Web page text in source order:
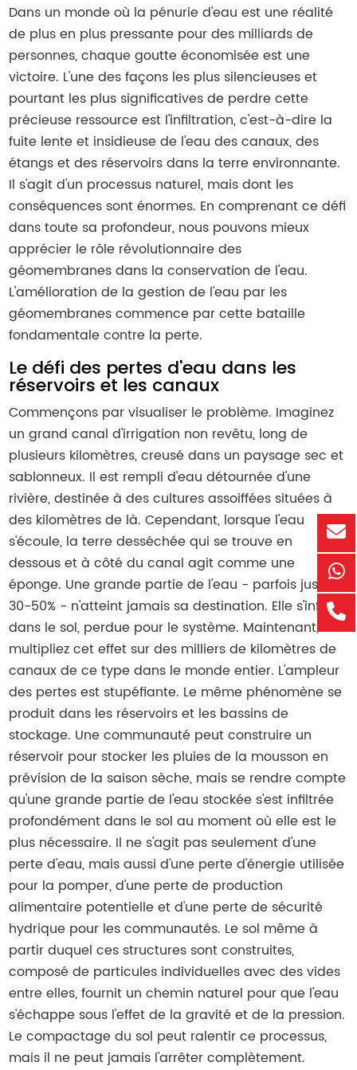
Dans un monde où la pénurie d'eau est une réalité
de plus en plus pressante pour des milliards de
personnes, chaque goutte économisée est une
victoire. L'une des façons les plus silencieuses et
pourtant les plus significatives de perdre cette
précieuse ressource est l'infiltration, c'est-à-dire la
fuite lente et insidieuse de l'eau des canaux, des
étangs et des réservoirs dans la terre environnante.
Il s'agit d'un processus naturel, mais dont les
conséquences sont énormes. En comprenant ce défi
dans toute sa profondeur, nous pouvons mieux
apprécier le rôle révolutionnaire des
géomembranes dans la conservation de l'eau.
L'amélioration de la gestion de l'eau par les
géomembranes commence par cette bataille
fondamentale contre la perte.
Le défi des pertes d'eau dans les
réservoirs et les canaux
Commençons par visualiser le problème. Imaginez
un grand canal d'irrigation non revêtu, long de
plusieurs kilomètres, creusé dans un paysage sec et
sablonneux. Il est rempli d'eau détournée d'une
rivière, destinée à des cultures assoiffées situées à
des kilomètres de là. Cependant, lorsque l'eau
s'écoule, la terre desséchée qui se trouve en
dessous et à côté du canal agit comme une
éponge. Une grande partie de l'eau - parfois jusqu'à
30-50% - n'atteint jamais sa destination. Elle s'infiltre
dans le sol, perdue pour le système. Maintenant,
multipliez cet effet sur des milliers de kilomètres de
canaux de ce type dans le monde entier. L'ampleur
des pertes est stupéfiante. Le même phénomène se
produit dans les réservoirs et les bassins de
stockage. Une communauté peut construire un
réservoir pour stocker les pluies de la mousson en
prévision de la saison sèche, mais se rendre compte
qu'une grande partie de l'eau stockée s'est infiltrée
profondément dans le sol au moment où elle est le
plus nécessaire. Il ne s'agit pas seulement d'une
perte d'eau, mais aussi d'une perte d'énergie utilisée
pour la pomper, d'une perte de production
alimentaire potentielle et d'une perte de sécurité
hydrique pour les communautés. Le sol même à
partir duquel ces structures sont construites,
composé de particules individuelles avec des vides
entre elles, fournit un chemin naturel pour que l'eau
s'échappe sous l'effet de la gravité et de la pression.
Le compactage du sol peut ralentir ce processus,
mais il ne peut jamais l'arrêter complètement.